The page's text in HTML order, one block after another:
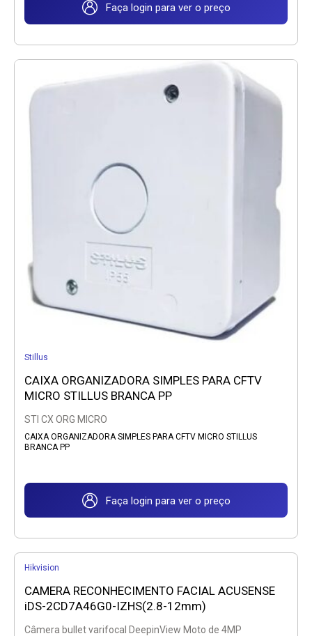
Faça login para ver o preço
Stillus
CAIXA ORGANIZADORA SIMPLES PARA CFTV
MICRO STILLUS BRANCA PP
STI CX ORG MICRO
CAIXA ORGANIZADORA SIMPLES PARA CFTV MICRO STILLUS
BRANCA PP
Faça login para ver o preço
Hikvision
CAMERA RECONHECIMENTO FACIAL ACUSENSE
iDS-2CD7A46G0-IZHS(2.8-12mm)
Câmera bullet varifocal DeepinView Moto de 4MP